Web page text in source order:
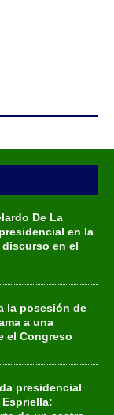
De La
en la
discurso en el
la posesión de
a una
el Congreso
presidencial